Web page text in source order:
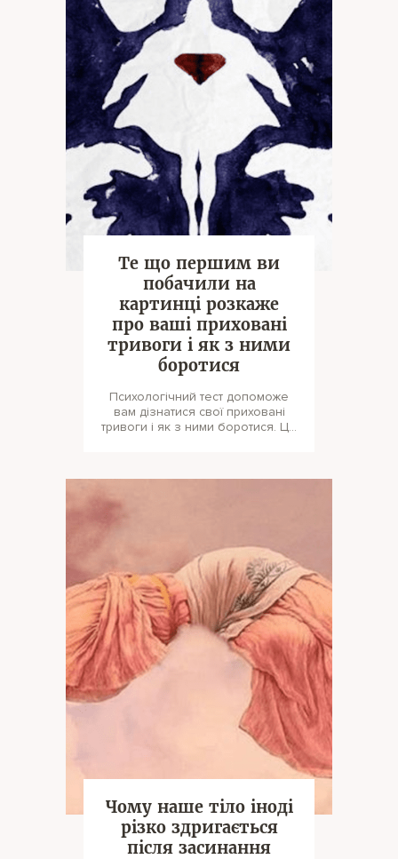
Те що першим ви
побачили на
картинці розкаже
про ваші приховані
тривоги і як з ними
боротися
Психологічний тест допоможе
вам дізнатися свої приховані
тривоги і як з ними боротися. Це
Чому наше тіло іноді
різко здригається
після засинання